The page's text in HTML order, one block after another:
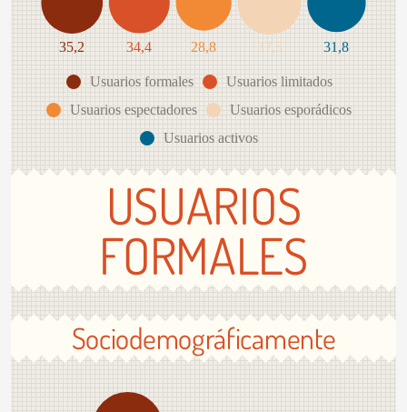
35,2 34,4 28,8 37,5 31,8
Usuarios formales
Usuarios limitados
Usuarios espectadores
Usuarios esporádicos
Usuarios activos
USUARIOS
FORMALES
Sociodemográficamente